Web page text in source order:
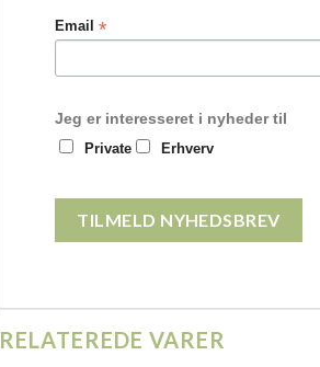
Email *
Jeg er interesseret i nyheder til
Private Erhverv
RELATEREDE VARER